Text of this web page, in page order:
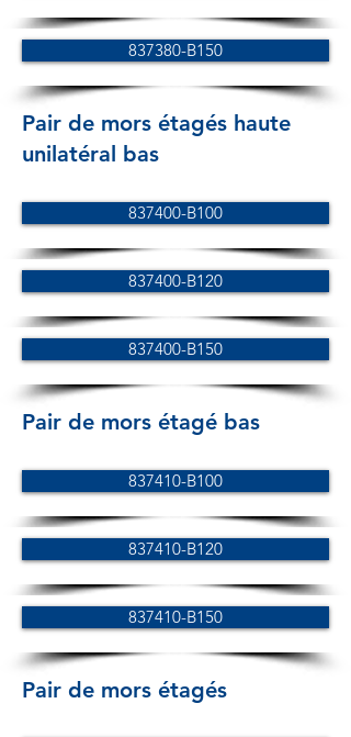
837380-B150
Pair de mors étagés haute
unilatéral bas
837400-B100
837400-B120
837400-B150
Pair de mors étagé bas
837410-B100
837410-B120
837410-B150
Pair de mors étagés